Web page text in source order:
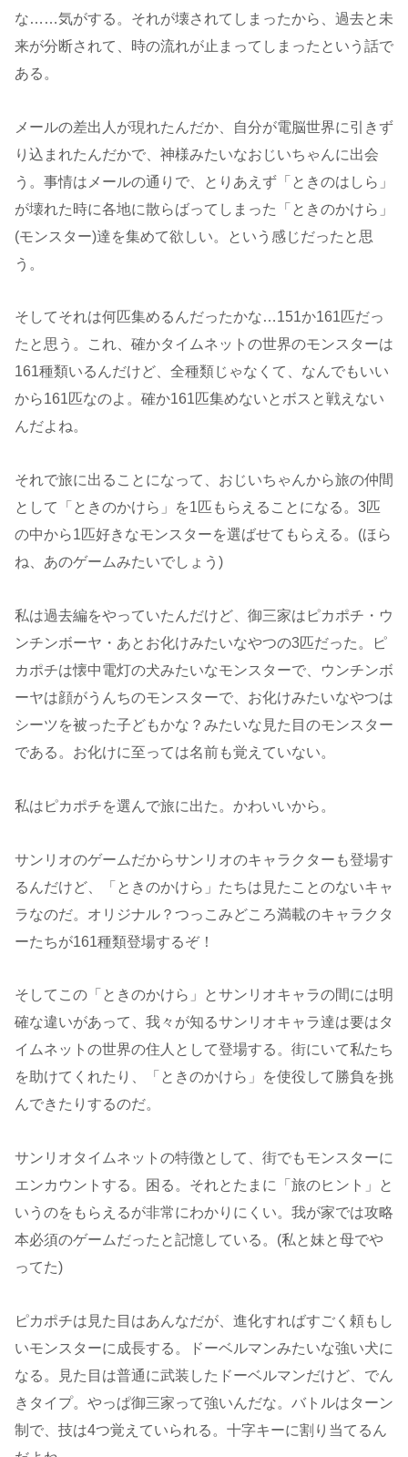
な……気がする。それが壊されてしまったから、過去と未
来が分断されて、時の流れが止まってしまったという話で
ある。
メールの差出人が現れたんだか、自分が電脳世界に引きず
り込まれたんだかで、神様みたいなおじいちゃんに出会
う。事情はメールの通りで、とりあえず「ときのはしら」
が壊れた時に各地に散らばってしまった「ときのかけら」
(モンスター)達を集めて欲しい。という感じだったと思
う。
そしてそれは何匹集めるんだったかな…151か161匹だっ
たと思う。これ、確かタイムネットの世界のモンスターは
161種類いるんだけど、全種類じゃなくて、なんでもいい
から161匹なのよ。確か161匹集めないとボスと戦えない
んだよね。
それで旅に出ることになって、おじいちゃんから旅の仲間
として「ときのかけら」を1匹もらえることになる。3匹
の中から1匹好きなモンスターを選ばせてもらえる。(ほら
ね、あのゲームみたいでしょう)
私は過去編をやっていたんだけど、御三家はピカポチ・ウ
ンチンボーヤ・あとお化けみたいなやつの3匹だった。ピ
カポチは懐中電灯の犬みたいなモンスターで、ウンチンボ
ーヤは顔がうんちのモンスターで、お化けみたいなやつは
シーツを被った子どもかな？みたいな見た目のモンスター
である。お化けに至っては名前も覚えていない。
私はピカポチを選んで旅に出た。かわいいから。
サンリオのゲームだからサンリオのキャラクターも登場す
るんだけど、「ときのかけら」たちは見たことのないキャ
ラなのだ。オリジナル？つっこみどころ満載のキャラクタ
ーたちが161種類登場するぞ！
そしてこの「ときのかけら」とサンリオキャラの間には明
確な違いがあって、我々が知るサンリオキャラ達は要はタ
イムネットの世界の住人として登場する。街にいて私たち
を助けてくれたり、「ときのかけら」を使役して勝負を挑
んできたりするのだ。
サンリオタイムネットの特徴として、街でもモンスターに
エンカウントする。困る。それとたまに「旅のヒント」と
いうのをもらえるが非常にわかりにくい。我が家では攻略
本必須のゲームだったと記憶している。(私と妹と母でや
ってた)
ピカポチは見た目はあんなだが、進化すればすごく頼もし
いモンスターに成長する。ドーベルマンみたいな強い犬に
なる。見た目は普通に武装したドーベルマンだけど、でん
きタイプ。やっぱ御三家って強いんだな。バトルはターン
制で、技は4つ覚えていられる。十字キーに割り当てるん